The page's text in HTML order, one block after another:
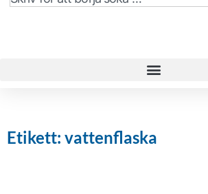
Etikett: vattenflaska